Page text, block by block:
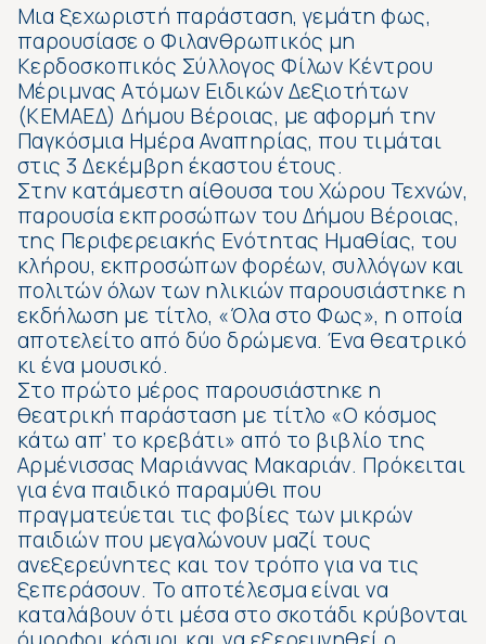
Μια ξεχωριστή παράσταση, γεμάτη φως,
παρουσίασε ο Φιλανθρωπικός μη
Κερδοσκοπικός Σύλλογος Φίλων Κέντρου
Μέριμνας Ατόμων Ειδικών Δεξιοτήτων
(ΚΕΜΑΕΔ) Δήμου Βέροιας, με αφορμή την
Παγκόσμια Ημέρα Αναπηρίας, που τιμάται
στις 3 Δεκέμβρη έκαστου έτους.
Στην κατάμεστη αίθουσα του Χώρου Τεχνών,
παρουσία εκπροσώπων του Δήμου Βέροιας,
της Περιφερειακής Ενότητας Ημαθίας, του
κλήρου, εκπροσώπων φορέων, συλλόγων και
πολιτών όλων των ηλικιών παρουσιάστηκε η
εκδήλωση με τίτλο, «Όλα στο Φως», η οποία
αποτελείτο από δύο δρώμενα. Ένα θεατρικό
κι ένα μουσικό.
Στο πρώτο μέρος παρουσιάστηκε η
θεατρική παράσταση με τίτλο «Ο κόσμος
κάτω απ’ το κρεβάτι» από το βιβλίο της
Αρμένισσας Μαριάννας Μακαριάν. Πρόκειται
για ένα παιδικό παραμύθι που
πραγματεύεται τις φοβίες των μικρών
παιδιών που μεγαλώνουν μαζί τους
ανεξερεύνητες και τον τρόπο για να τις
ξεπεράσουν. Το αποτέλεσμα είναι να
καταλάβουν ότι μέσα στο σκοτάδι κρύβονται